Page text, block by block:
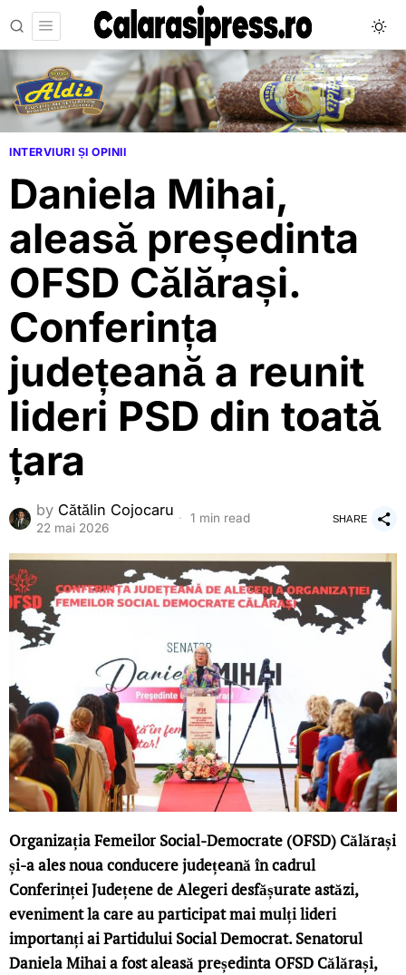
INTERVIURI ȘI OPINII
Daniela Mihai,
aleasă președinta
OFSD Călărași.
Conferința
județeană a reunit
lideri PSD din toată
țara
by Cătălin Cojocaru
22 mai 2026
1 min read SHARE
Organizația Femeilor Social-Democrate (OFSD) Călărași
și-a ales noua conducere județeană în cadrul
Conferinței Județene de Alegeri desfășurate astăzi,
eveniment la care au participat mai mulți lideri
importanți ai Partidului Social Democrat. Senatorul
Daniela Mihai a fost aleasă președinta OFSD Călărași,